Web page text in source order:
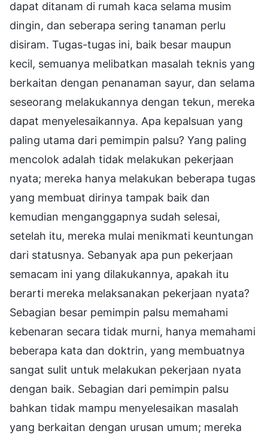
dapat ditanam di rumah kaca selama musim
dingin, dan seberapa sering tanaman perlu
disiram. Tugas-tugas ini, baik besar maupun
kecil, semuanya melibatkan masalah teknis yang
berkaitan dengan penanaman sayur, dan selama
seseorang melakukannya dengan tekun, mereka
dapat menyelesaikannya. Apa kepalsuan yang
paling utama dari pemimpin palsu? Yang paling
mencolok adalah tidak melakukan pekerjaan
nyata; mereka hanya melakukan beberapa tugas
yang membuat dirinya tampak baik dan
kemudian menganggapnya sudah selesai,
setelah itu, mereka mulai menikmati keuntungan
dari statusnya. Sebanyak apa pun pekerjaan
semacam ini yang dilakukannya, apakah itu
berarti mereka melaksanakan pekerjaan nyata?
Sebagian besar pemimpin palsu memahami
kebenaran secara tidak murni, hanya memahami
beberapa kata dan doktrin, yang membuatnya
sangat sulit untuk melakukan pekerjaan nyata
dengan baik. Sebagian dari pemimpin palsu
bahkan tidak mampu menyelesaikan masalah
yang berkaitan dengan urusan umum; mereka